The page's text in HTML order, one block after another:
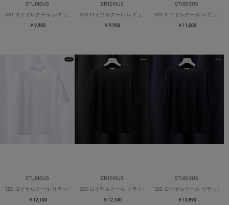
STUDIOUS
32G ロイヤルクール レギュラーTシャツ
￥9,900
STUDIOUS
32G ロイヤルクール レギュラーTシャツ
￥9,900
STUDIOUS
32G ロイヤルクール レギュラー
￥11,000
STUDIOUS
32G ロイヤルクール リラックスTシャツ
￥12,100
STUDIOUS
32G ロイヤルクール リラックスTシャツ
￥12,100
STUDIOUS
32G ロイヤルクール リラックス
￥10,890